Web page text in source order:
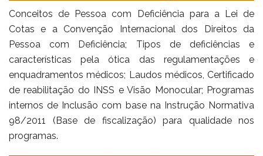
Conceitos de Pessoa com Deficiência para a Lei de
Cotas e a Convenção Internacional dos Direitos da
Pessoa com Deficiência; Tipos de deficiências e
características pela ótica das regulamentações e
enquadramentos médicos; Laudos médicos, Certificado
de reabilitação do INSS e Visão Monocular; Programas
internos de Inclusão com base na Instrução Normativa
98/2011 (Base de fiscalização) para qualidade nos
programas.